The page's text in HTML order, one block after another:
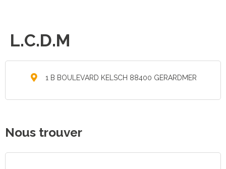
L.C.D.M
1 B BOULEVARD KELSCH 88400 GERARDMER
Nous trouver